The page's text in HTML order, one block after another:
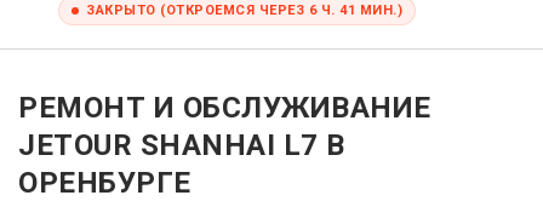
ЗАКРЫТО (ОТКРОЕМСЯ ЧЕРЕЗ 6 Ч. 41 МИН.)
РЕМОНТ И ОБСЛУЖИВАНИЕ
JETOUR SHANHAI L7 В
ОРЕНБУРГЕ